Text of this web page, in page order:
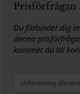
Prisförfrågan
Du förbinder dig
denna
kommer du bli